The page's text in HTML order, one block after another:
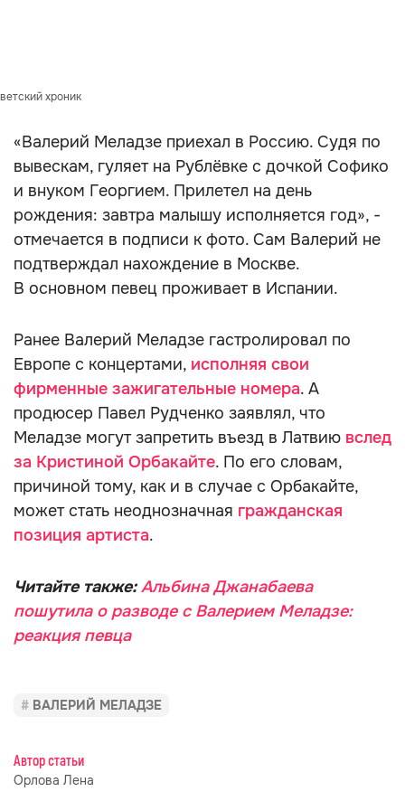
хроник
«Валерий Меладзе приехал в Россию. Судя по
вывескам, гуляет на Рублёвке с дочкой Софико
и внуком Георгием. Прилетел на день
рождения: завтра малышу исполняется год», -
отмечается в подписи к фото. Сам Валерий не
подтверждал нахождение в Москве.
В основном певец проживает в Испании.
Ранее Валерий Меладзе гастролировал по
Европе с концертами, исполняя свои
фирменные зажигательные номера. А
продюсер Павел Рудченко заявлял, что
Меладзе могут запретить въезд в Латвию вслед
за Кристиной Орбакайте. По его словам,
причиной тому, как и в случае с Орбакайте,
может стать неоднозначная гражданская
позиция артиста.
Читайте также:Альбина Джанабаева
пошутила о разводе с Валерием Меладзе:
реакция певца
ВАЛЕРИЙ МЕЛАДЗЕ
Автор статьи
Орлова Лена